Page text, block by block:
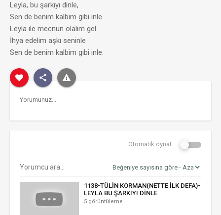
Leyla, bu şarkıyı dinle,
Sen de benim kalbim gibi inle.
Leyla ile mecnun olalım gel
İhya edelim aşkı seninle
Sen de benim kalbim gibi inle.
Otomatik oynat
1138-TÜLİN KORMAN(NETTE İLK DEFA)-
LEYLA BU ŞARKIYI DİNLE
5 görüntüleme